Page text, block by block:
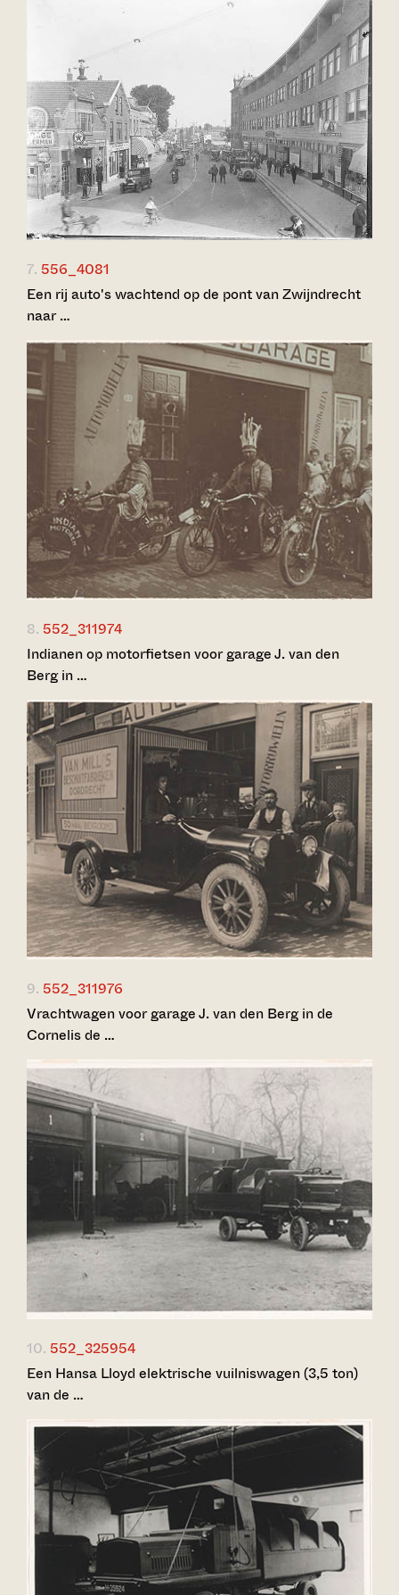
7. 556_4081
Een rij auto's wachtend op de pont van Zwijndrecht
naar …
8. 552_311974
Indianen op motorfietsen voor garage J. van den
Berg in …
9. 552_311976
Vrachtwagen voor garage J. van den Berg in de
Cornelis de …
10. 552_325954
Een Hansa Lloyd elektrische vuilniswagen (3,5 ton)
van de …